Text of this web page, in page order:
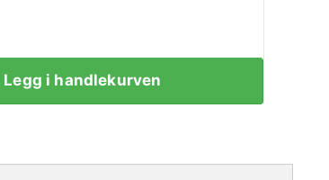
Legg i handlekurven